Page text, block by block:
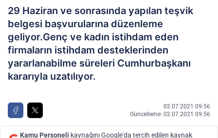
29 Haziran ve sonrasında yapılan teşvik
belgesi başvurularına düzenleme
geliyor.Genç ve kadın istihdam eden
firmaların istihdam desteklerinden
yararlanabilme süreleri Cumhurbaşkanı
kararıyla uzatılıyor.
02.07.2021 09:56
Güncelleme: 02.07.2021 09:56
Kamu Personeli kaynağını Google'da tercih edilen kaynak